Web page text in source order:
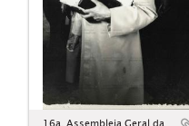
16a. Assembleia Geral da